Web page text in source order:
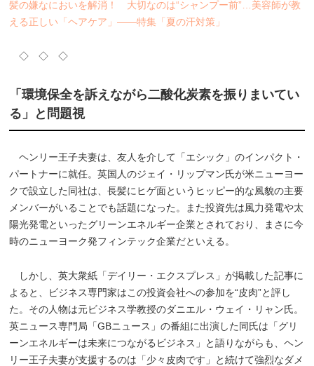
髪の嫌なにおいを解消！ 大切なのは“シャンプー前”…美容師が教
える正しい「ヘアケア」――特集「夏の汗対策」
◇ ◇ ◇
「環境保全を訴えながら二酸化炭素を振りまいてい
る」と問題視
ヘンリー王子夫妻は、友人を介して「エシック」のインパクト・
パートナーに就任。英国人のジェイ・リップマン氏が米ニューヨー
クで設立した同社は、長髪にヒゲ面というヒッピー的な風貌の主要
メンバーがいることでも話題になった。また投資先は風力発電や太
陽光発電といったグリーンエネルギー企業とされており、まさに今
時のニューヨーク発フィンテック企業だといえる。
しかし、英大衆紙「デイリー・エクスプレス」が掲載した記事に
よると、ビジネス専門家はこの投資会社への参加を“皮肉”と評し
た。その人物は元ビジネス学教授のダニエル・ウェイ・リャン氏。
英ニュース専門局「GBニュース」の番組に出演した同氏は「グリ
ーンエネルギーは未来につながるビジネス」と語りながらも、ヘン
リー王子夫妻が支援するのは「少々皮肉です」と続けて強烈なダメ